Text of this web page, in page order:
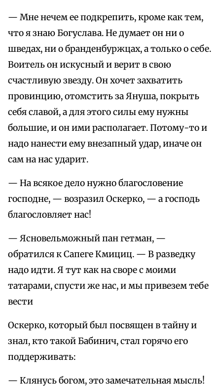
— Мне нечем ее подкрепить, кроме как тем,
что я знаю Богуслава. Не думает он ни о
шведах, ни о бранденбуржцах, а только о себе.
Воитель он искусный и верит в свою
счастливую звезду. Он хочет захватить
провинцию, отомстить за Януша, покрыть
себя славой, а для этого силы ему нужны
большие, и он ими располагает. Потому-то и
надо нанести ему внезапный удар, иначе он
сам на нас ударит.
— На всякое дело нужно благословение
господне, — возразил Оскерко, — а господь
благословляет нас!
— Ясновельможный пан гетман, —
обратился к Сапеге Кмициц. — В разведку
надо идти. Я тут как на своре с моими
татарами, спусти же нас, и мы привезем тебе
вести
Оскерко, который был посвящен в тайну и
знал, кто такой Бабинич, стал горячо его
поддерживать:
— Клянусь богом, это замечательная мысль!